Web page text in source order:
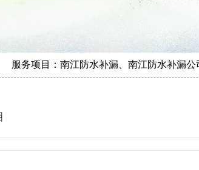
服务项目：南江防水补漏、南江防水补漏